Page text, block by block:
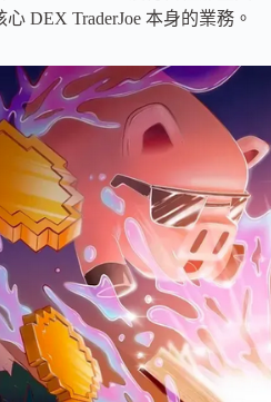
DEX TraderJoe 本身的業務。